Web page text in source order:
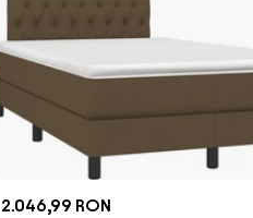
2.046,99 RON